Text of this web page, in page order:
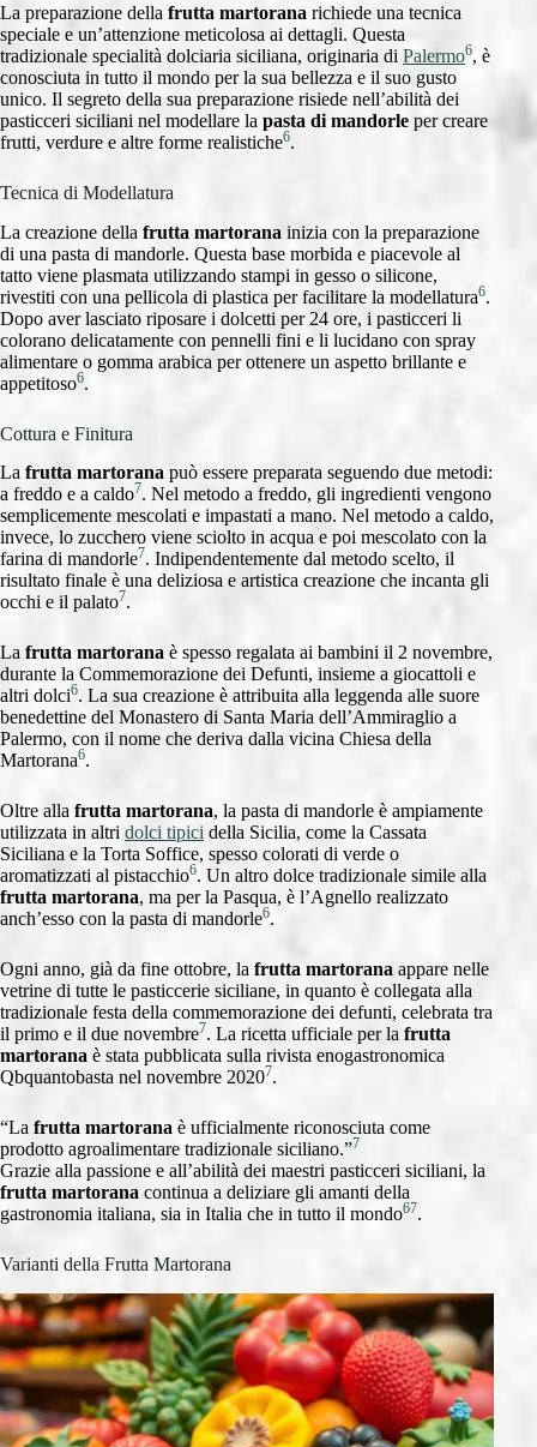
La preparazione della frutta martorana richiede una tecnica
speciale e un’attenzione meticolosa ai dettagli. Questa
tradizionale specialità dolciaria siciliana, originaria di Palermo6, è
conosciuta in tutto il mondo per la sua bellezza e il suo gusto
unico. Il segreto della sua preparazione risiede nell’abilità dei
pasticceri siciliani nel modellare la pasta di mandorle per creare
frutti, verdure e altre forme realistiche6.
Tecnica di Modellatura
La creazione della frutta martorana inizia con la preparazione
di una pasta di mandorle. Questa base morbida e piacevole al
tatto viene plasmata utilizzando stampi in gesso o silicone,
rivestiti con una pellicola di plastica per facilitare la modellatura6.
Dopo aver lasciato riposare i dolcetti per 24 ore, i pasticceri li
colorano delicatamente con pennelli fini e li lucidano con spray
alimentare o gomma arabica per ottenere un aspetto brillante e
appetitoso6.
Cottura e Finitura
La frutta martorana può essere preparata seguendo due metodi:
a freddo e a caldo7. Nel metodo a freddo, gli ingredienti vengono
semplicemente mescolati e impastati a mano. Nel metodo a caldo,
invece, lo zucchero viene sciolto in acqua e poi mescolato con la
farina di mandorle7. Indipendentemente dal metodo scelto, il
risultato finale è una deliziosa e artistica creazione che incanta gli
occhi e il palato7.
La frutta martorana è spesso regalata ai bambini il 2 novembre,
durante la Commemorazione dei Defunti, insieme a giocattoli e
altri dolci6. La sua creazione è attribuita alla leggenda alle suore
benedettine del Monastero di Santa Maria dell’Ammiraglio a
Palermo, con il nome che deriva dalla vicina Chiesa della
Martorana6.
Oltre alla frutta martorana, la pasta di mandorle è ampiamente
utilizzata in altri dolci tipici della Sicilia, come la Cassata
Siciliana e la Torta Soffice, spesso colorati di verde o
aromatizzati al pistacchio6. Un altro dolce tradizionale simile alla
frutta martorana, ma per la Pasqua, è l’Agnello realizzato
anch’esso con la pasta di mandorle6.
Ogni anno, già da fine ottobre, la frutta martorana appare nelle
vetrine di tutte le pasticcerie siciliane, in quanto è collegata alla
tradizionale festa della commemorazione dei defunti, celebrata tra
il primo e il due novembre7. La ricetta ufficiale per la frutta
martorana è stata pubblicata sulla rivista enogastronomica
Qbquantobasta nel novembre 20207.
“La frutta martorana è ufficialmente riconosciuta come
prodotto agroalimentare tradizionale siciliano.”7
Grazie alla passione e all’abilità dei maestri pasticceri siciliani, la
frutta martorana continua a deliziare gli amanti della
gastronomia italiana, sia in Italia che in tutto il mondo67.
Varianti della Frutta Martorana